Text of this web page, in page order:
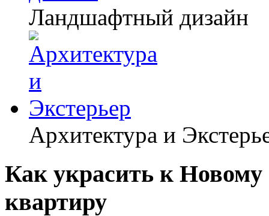
Ландшафтный дизайн
Архитектура и
Как украсить к Новому
квартиру